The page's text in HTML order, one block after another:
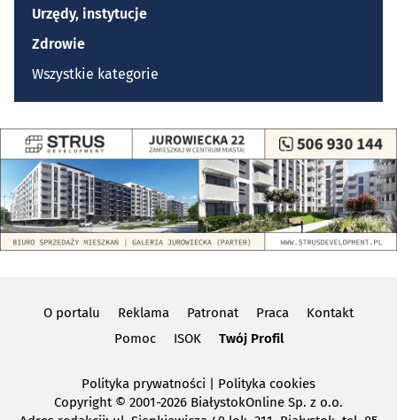
Urzędy, instytucje
Zdrowie
Wszystkie kategorie
O portalu Reklama Patronat Praca
Kontakt
Pomoc
ISOK Twój Profil
Polityka prywatności | Polityka cookies
Copyright© 2001-2026 BiałystokOnline Sp. z o.o.